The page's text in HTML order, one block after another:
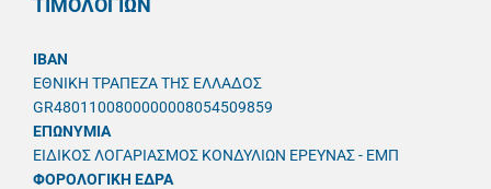
ΤΙΜΟΛΟΓΙΩΝ
IBAN
ΕΘΝΙΚΗ ΤΡΑΠΕΖΑ ΤΗΣ ΕΛΛΑΔΟΣ
GR4801100800000008054509859
ΕΠΩΝΥΜΙΑ
ΕΙΔΙΚΟΣ ΛΟΓΑΡΙΑΣΜΟΣ ΚΟΝΔΥΛΙΩΝ ΕΡΕΥΝΑΣ - ΕΜΠ
ΦΟΡΟΛΟΓΙΚΗ ΕΔΡΑ